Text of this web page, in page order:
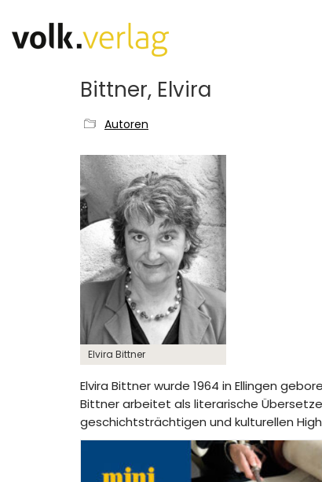
Bittner, Elvira
Autoren
Elvira Bittner
Elvira Bittner wurde 1964 in Ellingen
Bittner arbeitet als literarische
geschichtsträchtigen und kulturellen